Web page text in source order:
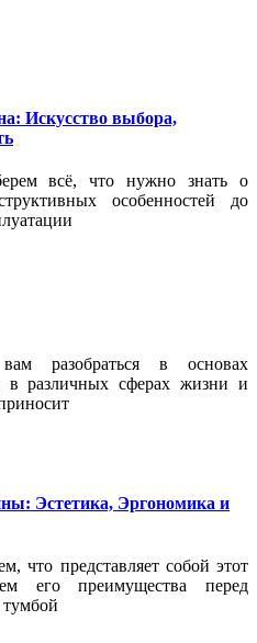
Искусство выбора,
всё, что нужно знать о
особенностей до
разобраться в основах
в различных сферах жизни и
Эстетика, Эргономика и
что представляет собой этот
его преимущества перед